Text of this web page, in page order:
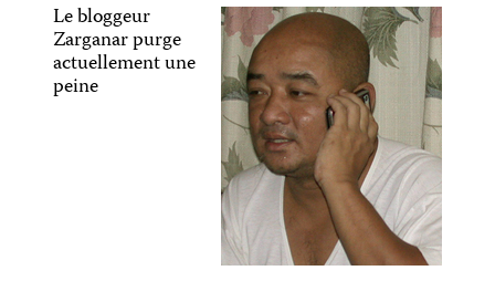
Le bloggeur
Zarganar purge
actuellement une
peine